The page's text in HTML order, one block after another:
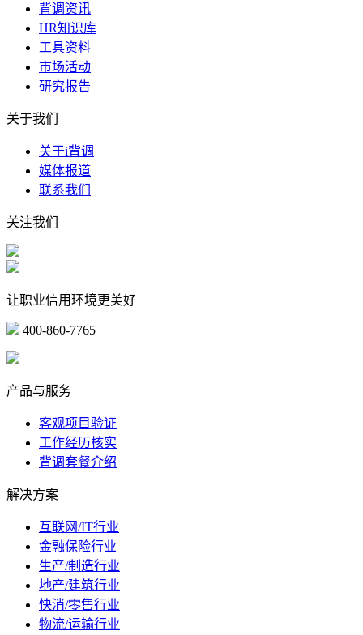
背调资讯
HR知识库
工具资料
市场活动
研究报告
关于我们
关于i背调
媒体报道
联系我们
关注我们
让职业信用环境更美好
400-860-7765
产品与服务
客观项目验证
工作经历核实
背调套餐介绍
解决方案
互联网/IT行业
金融保险行业
生产/制造行业
地产/建筑行业
快消/零售行业
物流/运输行业